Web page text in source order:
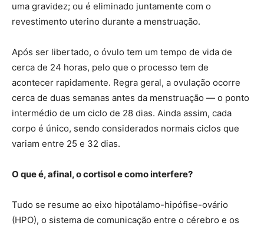
uma gravidez; ou é eliminado juntamente com o
revestimento uterino durante a menstruação.
Após ser libertado, o óvulo tem um tempo de vida de
cerca de 24 horas, pelo que o processo tem de
acontecer rapidamente. Regra geral, a ovulação ocorre
cerca de duas semanas antes da menstruação — o ponto
intermédio de um ciclo de 28 dias. Ainda assim, cada
corpo é único, sendo considerados normais ciclos que
variam entre 25 e 32 dias.
O que é, afinal, o cortisol e como interfere?
Tudo se resume ao eixo hipotálamo-hipófise-ovário
(HPO), o sistema de comunicação entre o cérebro e os